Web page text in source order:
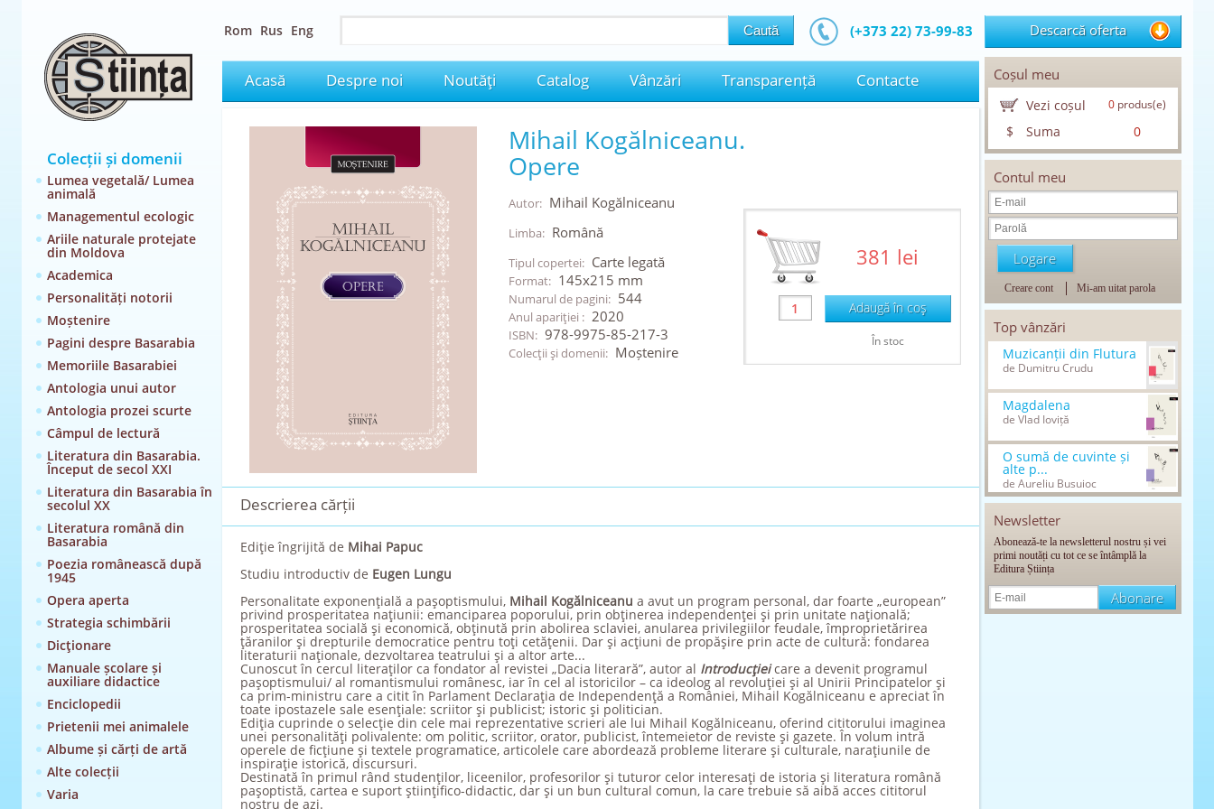
Colecții și domenii
Lumea vegetală/ Lumea
animală
Managementul ecologic
Ariile naturale protejate
din Moldova
Academica
Personalități notorii
Moștenire
Pagini despre Basarabia
Memoriile Basarabiei
Antologia unui autor
Antologia prozei scurte
Câmpul de lectură
Literatura din Basarabia.
Început de secol XXI
Literatura din Basarabia în
secolul XX
Literatura română din
Basarabia
Poezia românească după
1945
Opera aperta
Strategia schimbării
Dicţionare
Manuale școlare și
auxiliare didactice
Enciclopedii
Prietenii mei animalele
Albume și cărți de artă
Alte colecții
Varia
Rom Rus Eng (+373 22) 73-99-83
Acasă Despre noi Noutăţi Catalog Vânzări Transparență Contacte
Mihail Kogălniceanu.
Opere
Autor: Mihail Kogălniceanu
Limba: Română
Tipul copertei: Carte legată
Format: 145x215 mm
Numarul de pagini: 544
Anul apariţiei : 2020
ISBN: 978-9975-85-217-3
Colecţii şi domenii: Moștenire
381 lei
Adaugă în coş
În stoc
Descrierea cărții
Ediţie îngrijită de Mihai Papuc
Studiu introductiv de Eugen Lungu
Personalitate exponenţială a paşoptismului, Mihail Kogălniceanu a avut un program personal, dar foarte „european”
privind prosperitatea naţiunii: emanciparea poporului, prin obţinerea independenţei şi prin unitate naţională;
prosperitatea socială şi economică, obţinută prin abolirea sclaviei, anularea privilegiilor feudale, împroprietărirea
ţăranilor şi drepturile democratice pentru toţi cetăţenii. Dar şi acţiuni de propăşire prin acte de cultură: fondarea
literaturii naţionale, dezvoltarea teatrului şi a altor arte...
Cunoscut în cercul literaţilor ca fondator al revistei „Dacia literară”, autor al Introducţieicare a devenit programul
paşoptismului/ al romantismului românesc, iar în cel al istoricilor – ca ideolog al revoluţiei şi al Unirii Principatelor şi
ca prim-ministru care a citit în Parlament Declaraţia de Independenţă a României, Mihail Kogălniceanu e apreciat în
toate ipostazele sale esenţiale: scriitor şi publicist; istoric şi politician.
Ediţia cuprinde o selecţie din cele mai reprezentative scrieri ale lui Mihail Kogălniceanu, oferind cititorului imaginea
unei personalităţi polivalente: om politic, scriitor, orator, publicist, întemeietor de reviste şi gazete. În volum intră
operele de ficţiune şi textele programatice, articolele care abordează probleme literare şi culturale, naraţiunile de
inspiraţie istorică, discursuri.
Destinată în primul rând studenţilor, liceenilor, profesorilor şi tuturor celor interesaţi de istoria şi literatura română
paşoptistă, cartea e suport ştiinţifico-didactic, dar şi un bun cultural comun, la care trebuie să aibă acces cititorul
nostru de azi.
Descarcă oferta
Coșul meu
Vezi coșul 0produs(e)
$ Suma 0
Contul meu
Creare cont Mi-am uitat parola
Top vânzări
Muzicanții din Flutura
de Dumitru Crudu
Magdalena
de Vlad Ioviță
O sumă de cuvinte și
alte p...
de Aureliu Busuioc
Newsletter
Abonează-te la newsletterul nostru și vei
primi noutăți cu tot ce se întâmplă la
Editura Știința